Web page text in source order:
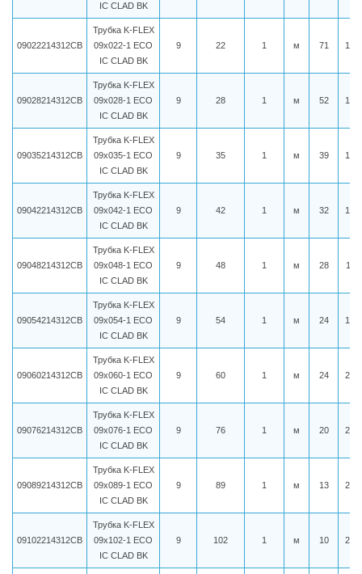
IC CLAD BK
09022214312CB
Трубка K-FLEX
09x022-1 ECO
IC CLAD BK
9 22 1 м 71
09028214312CB
Трубка K-FLEX
09x028-1 ECO
IC CLAD BK
9 28 1 м 52
09035214312CB
Трубка K-FLEX
09x035-1 ECO
IC CLAD BK
9 35 1 м 39
09042214312CB
Трубка K-FLEX
09x042-1 ECO
IC CLAD BK
9 42 1 м 32
09048214312CB
Трубка K-FLEX
09x048-1 ECO
IC CLAD BK
9 48 1 м 28
09054214312CB
Трубка K-FLEX
09x054-1 ECO
IC CLAD BK
9 54 1 м 24
09060214312CB
Трубка K-FLEX
09x060-1 ECO
IC CLAD BK
9 60 1 м 24
09076214312CB
Трубка K-FLEX
09x076-1 ECO
IC CLAD BK
9 76 1 м 20
09089214312CB
Трубка K-FLEX
09x089-1 ECO
IC CLAD BK
9 89 1 м 13
09102214312CB
Трубка K-FLEX
09x102-1 ECO
IC CLAD BK
9 102 1 м 10